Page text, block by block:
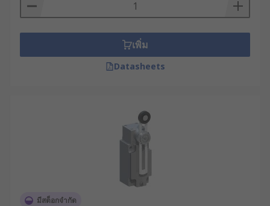
เพิ่ม
Datasheets
มีสต็อกจำกัด